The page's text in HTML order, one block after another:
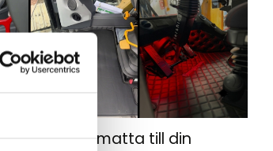
du rätt golvmatta till din